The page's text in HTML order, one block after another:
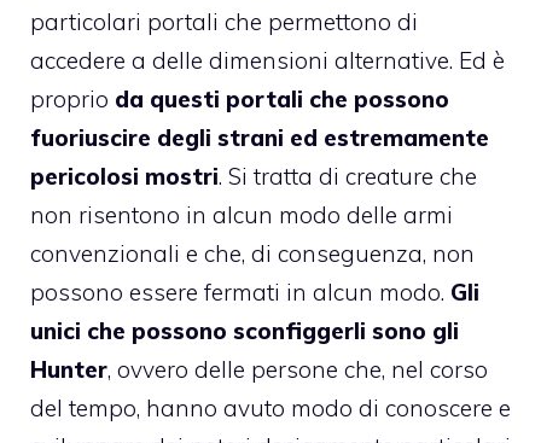
particolari portali che permettono di
accedere a delle dimensioni alternative. Ed è
proprio da questi portali che possono
fuoriuscire degli strani ed estremamente
pericolosi mostri. Si tratta di creature che
non risentono in alcun modo delle armi
convenzionali e che, di conseguenza, non
possono essere fermati in alcun modo. Gli
unici che possono sconfiggerli sono gli
Hunter, ovvero delle persone che, nel corso
del tempo, hanno avuto modo di conoscere e